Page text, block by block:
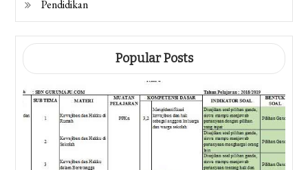
Pendidikan
Popular Posts